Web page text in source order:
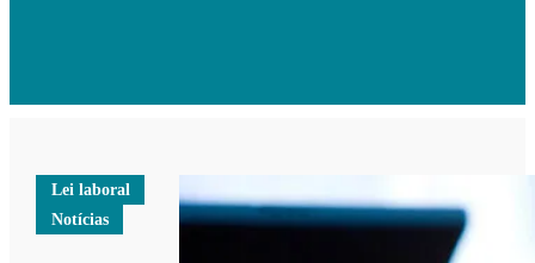
Lei laboral
Notícias